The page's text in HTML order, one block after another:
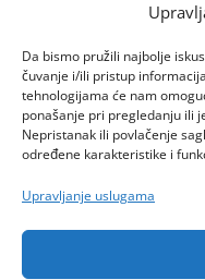
Da bismo pružili najbolje
čuvanje i/ili pristup
tehnologijama će nam
ponašanje pri pregledanju ili
Nepristanak ili povlačenje
određene karakteristike i
Upravljanje uslugama